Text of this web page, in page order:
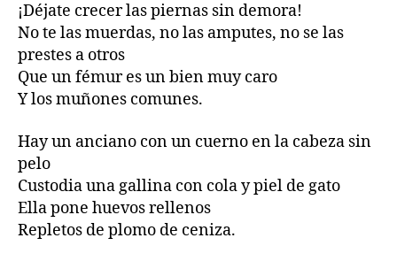
¡Déjate crecer las piernas sin demora!
No te las muerdas, no las amputes, no se las
prestes a otros
Que un fémur es un bien muy caro
Y los muñones comunes.
Hay un anciano con un cuerno en la cabeza sin
pelo
Custodia una gallina con cola y piel de gato
Ella pone huevos rellenos
Repletos de plomo de ceniza.